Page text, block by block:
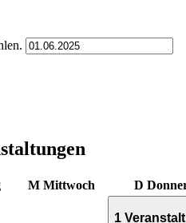
M Mittwoch D
1